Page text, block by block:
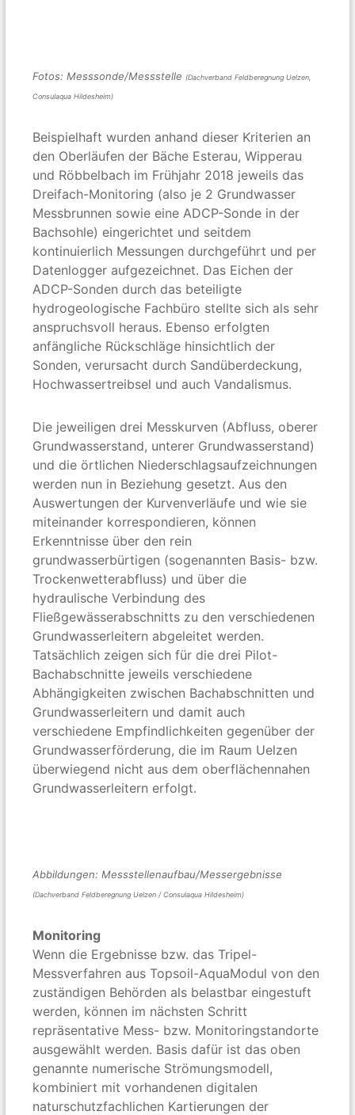
Fotos: Messsonde/Messstelle (Dachverband Feldberegnung Uelzen,
Consulaqua Hildesheim)
Beispielhaft wurden anhand dieser Kriterien an
den Oberläufen der Bäche Esterau, Wipperau
und Röbbelbach im Frühjahr 2018 jeweils das
Dreifach-Monitoring (also je 2 Grundwasser
Messbrunnen sowie eine ADCP-Sonde in der
Bachsohle) eingerichtet und seitdem
kontinuierlich Messungen durchgeführt und per
Datenlogger aufgezeichnet. Das Eichen der
ADCP-Sonden durch das beteiligte
hydrogeologische Fachbüro stellte sich als sehr
anspruchsvoll heraus. Ebenso erfolgten
anfängliche Rückschläge hinsichtlich der
Sonden, verursacht durch Sandüberdeckung,
Hochwassertreibsel und auch Vandalismus.
Die jeweiligen drei Messkurven (Abfluss, oberer
Grundwasserstand, unterer Grundwasserstand)
und die örtlichen Niederschlagsaufzeichnungen
werden nun in Beziehung gesetzt. Aus den
Auswertungen der Kurvenverläufe und wie sie
miteinander korrespondieren, können
Erkenntnisse über den rein
grundwasserbürtigen (sogenannten Basis- bzw.
Trockenwetterabfluss) und über die
hydraulische Verbindung des
Fließgewässerabschnitts zu den verschiedenen
Grundwasserleitern abgeleitet werden.
Tatsächlich zeigen sich für die drei Pilot-
Bachabschnitte jeweils verschiedene
Abhängigkeiten zwischen Bachabschnitten und
Grundwasserleitern und damit auch
verschiedene Empfindlichkeiten gegenüber der
Grundwasserförderung, die im Raum Uelzen
überwiegend nicht aus dem oberflächennahen
Grundwasserleitern erfolgt.
Abbildungen: Messstellenaufbau/Messergebnisse
(Dachverband Feldberegnung Uelzen / Consulaqua Hildesheim)
Monitoring
Wenn die Ergebnisse bzw. das Tripel-
Messverfahren aus Topsoil-AquaModul von den
zuständigen Behörden als belastbar eingestuft
werden, können im nächsten Schritt
repräsentative Mess- bzw. Monitoringstandorte
ausgewählt werden. Basis dafür ist das oben
genannte numerische Strömungsmodell,
kombiniert mit vorhandenen digitalen
naturschutzfachlichen Kartierungen der